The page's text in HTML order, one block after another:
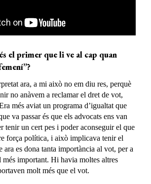
el primer quelive al cap quan
ara, a mi això no em diu res, perquè
no anàvem a reclamar el dret de vot,
més aviat un programa d’igualtat que
va passar és que els advocats ens van
tenir un cert pes i poder aconseguir el que
força política, i això implicava tenir el
ara es dona tanta importància al vot, per a
més important. Hi havia moltes altres
molt més que el vot.